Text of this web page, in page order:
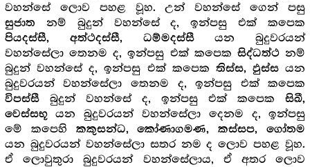
වහන්සේ ලොව පහළ වූහ. උන් වහන්සේ ගෙන් පසු
සුජාත නම් බුදුන් වහන්සේ ද, ඉන්පසු එක් කපෙක
පියදස්සී, අත්ථදස්සී, ධම්මදස්සීයන බුදුවරයන්
වහන්සේලා තෙනම ද, ඉන්පසු එක් කපෙකසිද්ධත්ථ නම්
බුදුන් වහන්සේ ද, ඉන්පසු එක් කපෙක තිස්ස, ඵුස්ස යන
බුදුවරයන් වහන්සේලා තෙනම ද, ඉන්පසු එක් කපෙක
විපස්සීබුදුන් වහන්සේ ද, ඉන්පසු එක් කපෙකසිඛී,
වෙස්සභූයන බුදුවරයන් වහන්සේලා දෙනම ද, ඉන්පසු
මේ කපෙහි කකුසන්ධ, කෝණාගමණ, කස්සප, ගෝතම
යන බුදුවරයන් වහන්සේලා සතර නම ද ලොව පහළ වූහ.
ඒ ලොවුතුරා බුදුවරයන් වහන්සේලාය, ඒ අතර ලොව